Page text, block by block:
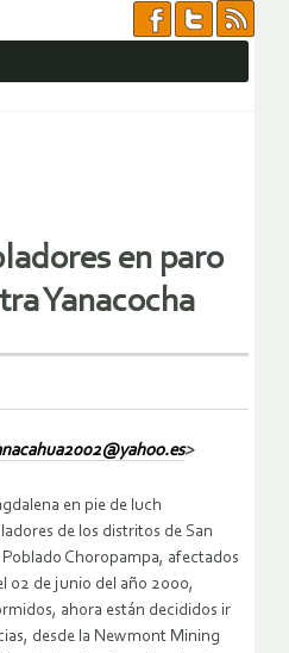
en paro
Yanacocha
>
en pie de luch
de los distritos de San
Choropampa, afectados
02 de junio del año 2000,
ahora están decididos ir
desde la Newmont Mining